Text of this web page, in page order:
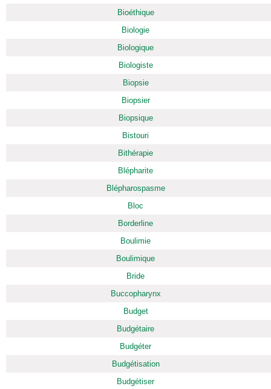
Bioéthique
Biologie
Biologique
Biologiste
Biopsie
Biopsier
Biopsique
Bistouri
Bithérapie
Blépharite
Blépharospasme
Bloc
Borderline
Boulimie
Boulimique
Bride
Buccopharynx
Budget
Budgétaire
Budgéter
Budgétisation
Budgétiser